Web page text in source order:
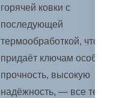
горячей ковки с
последующей
термообработкой, что
придаёт ключам особую
прочность, высокую
надёжность, — все те